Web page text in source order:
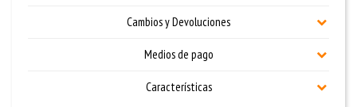
Cambios y Devoluciones
Medios de pago
Características